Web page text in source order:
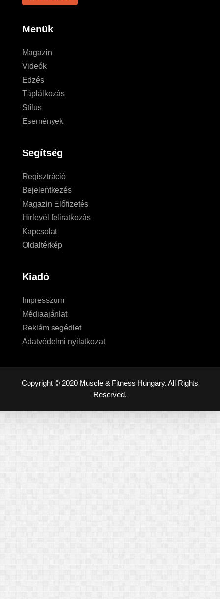
Menük
Magazin
Videók
Edzés
Táplálkozás
Stílus
Események
Segítség
Regisztráció
Bejelentkezés
Magazin Előfizetés
Hírlevél feliratkozás
Kapcsolat
Oldaltérkép
Kiadó
Impresszum
Médiaajánlat
Reklám segédlet
Adatvédelmi nyilatkozat
Copyright © 2020 Muscle & Fitness Hungary. All Rights
Reserved.